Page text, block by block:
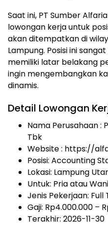
Saat ini, PT Sumber
lowongan kerja untuk
akan ditempatkan di
Lampung. Posisi ini
memiliki latar belakang
ingin mengembangkan
dinamis.
Detail Lowongan
Nama Perusahaan :
Tbk
Website : https://
Posisi: Accounting
Lokasi: Lampung
Untuk: Pria atau
Jenis Pekerjaan: Full
Gaji: Rp4.000.000 –
Terakhir: 2026-11-30